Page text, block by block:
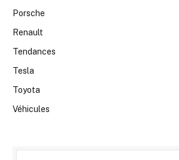
Porsche
Renault
Tendances
Tesla
Toyota
Véhicules